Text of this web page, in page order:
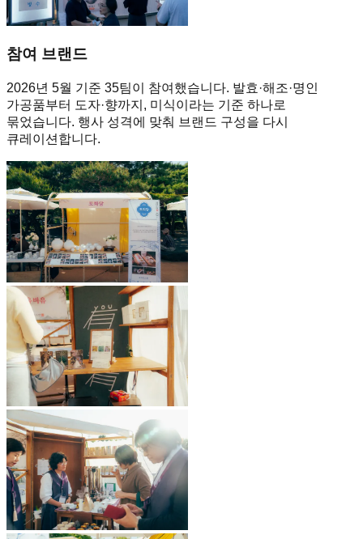
참여 브랜드
2026년 5월 기준 35팀이 참여했습니다. 발효·해조·명인
가공품부터 도자·향까지, 미식이라는 기준 하나로
묶었습니다. 행사 성격에 맞춰 브랜드 구성을 다시
큐레이션합니다.